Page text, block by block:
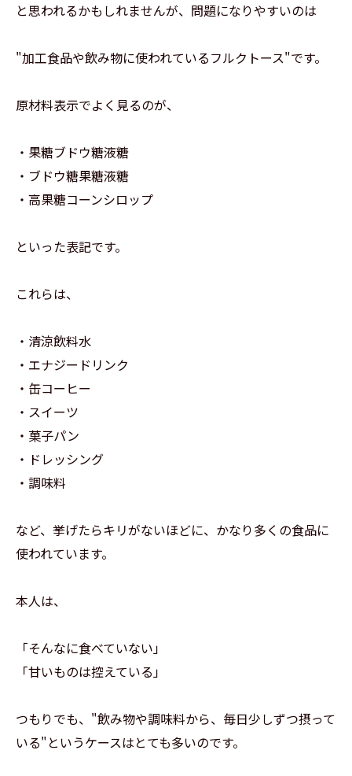
と思われるかもしれませんが、問題になりやすいのは
"加工食品や飲み物に使われているフルクトース"です。
原材料表示でよく見るのが、
・果糖ブドウ糖液糖
・ブドウ糖果糖液糖
・高果糖コーンシロップ
といった表記です。
これらは、
・清涼飲料水
・エナジードリンク
・缶コーヒー
・スイーツ
・菓子パン
・ドレッシング
・調味料
など、挙げたらキリがないほどに、かなり多くの食品に
使われています。
本人は、
「そんなに食べていない」
「甘いものは控えている」
つもりでも、"飲み物や調味料から、毎日少しずつ摂って
いる"というケースはとても多いのです。